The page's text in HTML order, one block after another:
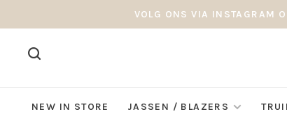
VOLG ONS VIA INSTAGRAM
NEW IN STORE JASSEN / BLAZERS